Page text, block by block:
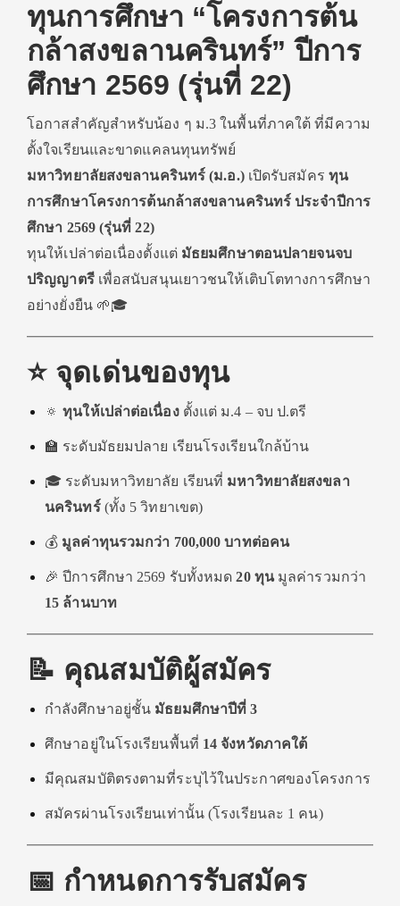
ทุนการศึกษา “โครงการต้น
กล้าสงขลานครินทร์” ปีการ
ศึกษา 2569 (รุ่นที่ 22)
โอกาสสำคัญสำหรับน้อง ๆ ม.3 ในพื้นที่ภาคใต้ ที่มีความ
ตั้งใจเรียนและขาดแคลนทุนทรัพย์
มหาวิทยาลัยสงขลานครินทร์ (ม.อ.)เปิดรับสมัคร ทุน
การศึกษาโครงการต้นกล้าสงขลานครินทร์ ประจำปีการ
ศึกษา 2569 (รุ่นที่ 22)
ทุนให้เปล่าต่อเนื่องตั้งแต่ มัธยมศึกษาตอนปลายจนจบ
ปริญญาตรีเพื่อสนับสนุนเยาวชนให้เติบโตทางการศึกษา
อย่างยั่งยืน 🌱🎓
⭐ จุดเด่นของทุน
🔅ทุนให้เปล่าต่อเนื่องตั้งแต่ ม.4 – จบ ป.ตรี
🏫 ระดับมัธยมปลาย เรียนโรงเรียนใกล้บ้าน
🎓 ระดับมหาวิทยาลัย เรียนที่ มหาวิทยาลัยสงขลา
นครินทร์(ทั้ง 5 วิทยาเขต)
💰 มูลค่าทุนรวมกว่า 700,000 บาทต่อคน
🎉 ปีการศึกษา 2569 รับทั้งหมด20 ทุนมูลค่ารวมกว่า
15 ล้านบาท
📝 คุณสมบัติผู้สมัคร
กำลังศึกษาอยู่ชั้น มัธยมศึกษาปีที่ 3
ศึกษาอยู่ในโรงเรียนพื้นที่ 14 จังหวัดภาคใต้
มีคุณสมบัติตรงตามที่ระบุไว้ในประกาศของโครงการ
สมัครผ่านโรงเรียนเท่านั้น (โรงเรียนละ 1 คน)
📅 กำหนดการรับสมัคร